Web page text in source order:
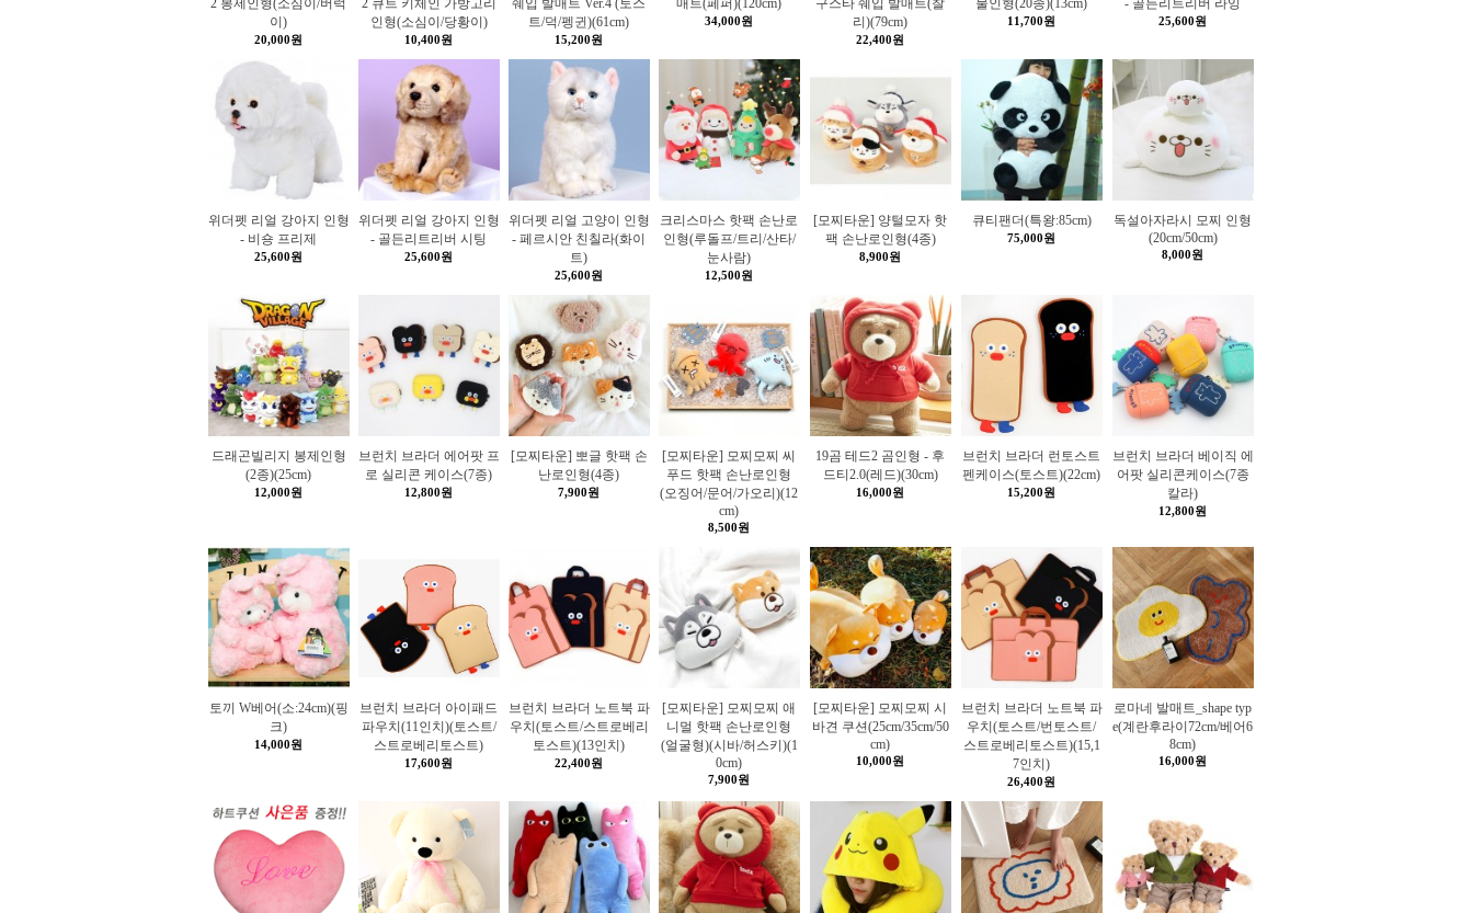
2 봉제인형(소심이/버럭
이)
20,000원
2 큐트 키체인 가방고리
인형(소심이/당황이)
10,400원
쉐입 발매트 Ver.4 (토스
트/덕/펭귄)(61cm)
15,200원
매트(페퍼)(120cm)
34,000원
구스타 쉐입 발매트(찰
리)(79cm)
22,400원
물인형(20종)(13cm)
11,700원
- 골든리트리버 라잉
25,600원
위더펫 리얼 강아지 인형
- 비숑 프리제
25,600원
위더펫 리얼 강아지 인형
- 골든리트리버 시팅
25,600원
위더펫 리얼 고양이 인형
- 페르시안 친칠라(화이
트)
25,600원
크리스마스 핫팩 손난로
인형(루돌프/트리/산타/
눈사람)
12,500원
[모찌타운] 양털모자 핫
팩 손난로인형(4종)
8,900원
큐티팬더(특왕:85cm)
75,000원
독설아자라시 모찌 인형
(20cm/50cm)
8,000원
드래곤빌리지 봉제인형
(2종)(25cm)
12,000원
브런치 브라더 에어팟 프
로 실리콘 케이스(7종)
12,800원
[모찌타운] 뽀글 핫팩 손
난로인형(4종)
7,900원
[모찌타운] 모찌모찌 씨
푸드 핫팩 손난로인형
(오징어/문어/가오리)(12
cm)
8,500원
19곰 테드2 곰인형 - 후
드티2.0(레드)(30cm)
16,000원
브런치 브라더 런토스트
펜케이스(토스트)(22cm)
15,200원
브런치 브라더 베이직 에
어팟 실리콘케이스(7종
칼라)
12,800원
토끼 W베어(소:24cm)(핑
크)
14,000원
브런치 브라더 아이패드
파우치(11인치)(토스트/
스트로베리토스트)
17,600원
브런치 브라더 노트북 파
우치(토스트/스트로베리
토스트)(13인치)
22,400원
[모찌타운] 모찌모찌 애
니멀 핫팩 손난로인형
(얼굴형)(시바/허스키)(1
0cm)
7,900원
[모찌타운] 모찌모찌 시
바견 쿠션(25cm/35cm/50
cm)
10,000원
브런치 브라더 노트북 파
우치(토스트/번토스트/
스트로베리토스트)(15,1
7인치)
26,400원
로마네 발매트_shape typ
e(계란후라이72cm/베어6
8cm)
16,000원